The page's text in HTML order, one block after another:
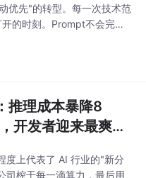
优先"的转型。每一次技术范
的时刻。Prompt不会完全
的是"Agent架构师"——那些
推理成本暴降8
开发者迎来最爽时
度上代表了 AI 行业的"新分
司榨干每一滴算力，最后用